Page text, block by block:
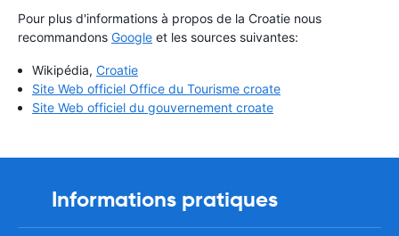
Pour plus d'informations à propos de la Croatie nous
recommandons Google et les sources suivantes:
Wikipédia, Croatie
Site Web officiel Office du Tourisme croate
Site Web officiel du gouvernement croate
Informations pratiques